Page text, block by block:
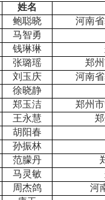
姓名
鲍聪晓
河南
马智勇
钱琳琳
张璐瑶
郑
刘玉庆
河南
徐晓静
郑玉洁
郑州
王永慧
胡阳春
孙振林
范朦丹
马灵敏
周杰鸽
河